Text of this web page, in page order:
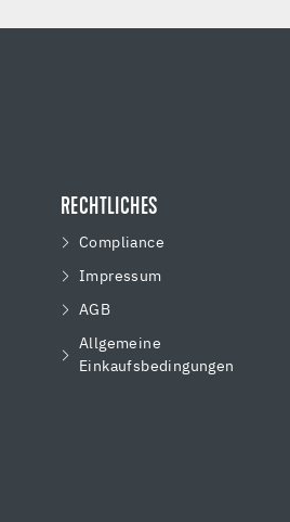
RECHTLICHES
Compliance
Impressum
AGB
Allgemeine
Einkaufsbedingungen